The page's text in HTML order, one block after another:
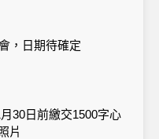
，日期待確定
30日前繳交1500字心
片